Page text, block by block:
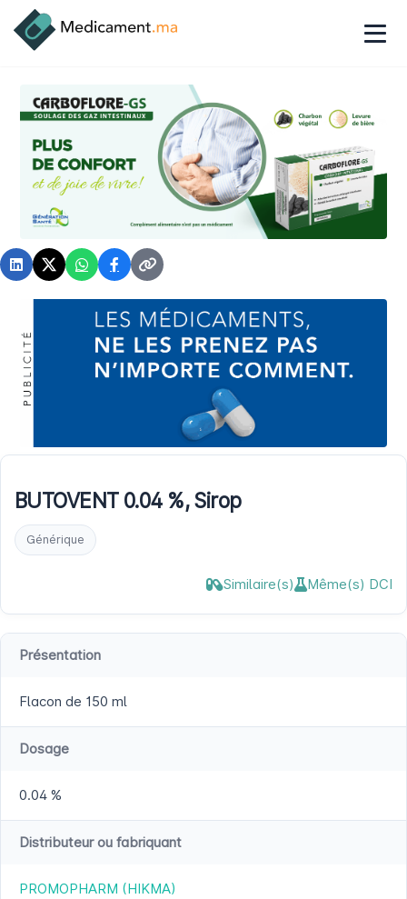
BUTOVENT 0.04 %, Sirop
Générique
Similaire(s) Même(s) DCI
Présentation
Flacon de 150 ml
Dosage
0.04 %
Distributeur ou fabriquant
PROMOPHARM (HIKMA)